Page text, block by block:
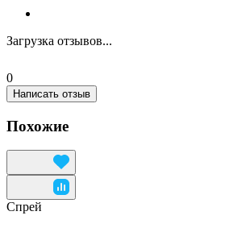
Загрузка отзывов...
0
Написать отзыв
Похожие
Спрей